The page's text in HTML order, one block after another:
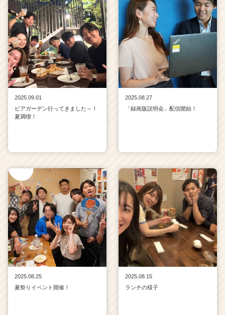
2025.09.01
ビアガーデン行ってきました～！
夏満喫！
2025.08.27
「録画版説明会」配信開始！
2025.08.25
夏祭りイベント開催！
2025.08.15
ランチの様子